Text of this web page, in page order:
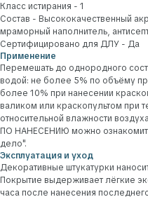
Класс истирания - 1
Состав - Высококачественный
мраморный наполнитель,
Сертифицировано для ДЛУ - Да
Применение
Перемешать до однородного
водой: не более 5% по объёму
более 10% при нанесении
валиком или краскопультом при
относительной влажности
ПО НАНЕСЕНИЮ можно
дело".
Эксплуатация и уход
Декоративные штукатурки
Покрытие выдерживает лёгкие
часа после нанесения
Наши эксперты всегда
помочь
Нам можно доверить всё. От выбора
и колеровки, до поставки заказа на
+7